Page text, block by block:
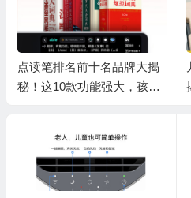
点读笔排名前十名品牌大揭
秘！这10款功能强大，孩子